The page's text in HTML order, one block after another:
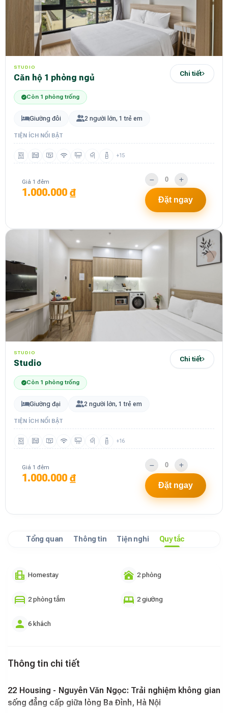
STUDIO
Căn hộ 1 phòng ngủ Chi tiết
Còn 1 phòng trống
Giường đôi 2 người lớn, 1 trẻ em
TIỆN ÍCH NỔI BẬT
+15
Giá 1 đêm
1.000.000 ₫
Đặt ngay
STUDIO
Studio Chi tiết
Còn 1 phòng trống
Giường đại 2 người lớn, 1 trẻ em
TIỆN ÍCH NỔI BẬT
+16
Giá 1 đêm
1.000.000 ₫
Đặt ngay
Tổng quan Thông tin Tiện nghi Quy tắc
Homestay 2 phòng
2 phòng tắm 2 giường
6 khách
Thông tin chi tiết
22 Housing - Nguyên Văn Ngọc: Trải nghiệm không gian
sống đẳng cấp giữa lòng Ba Đình, Hà Nội